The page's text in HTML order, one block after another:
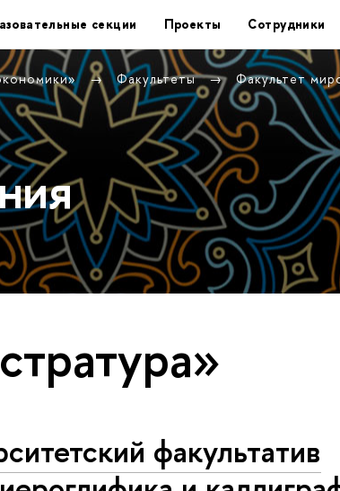
секции Проекты Сотрудники
Факультеты
Факультет
факультатив